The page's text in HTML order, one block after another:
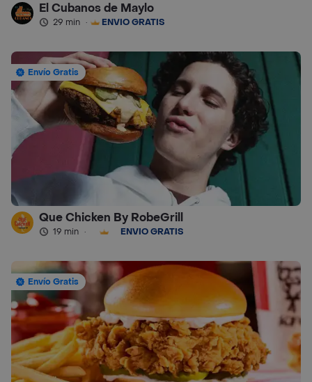
El Cubanos de Maylo
29 min · ENVÍO GRATIS
Envío Gratis
Que Chicken By RobeGrill
19 min · ENVÍO GRATIS
Envío Gratis